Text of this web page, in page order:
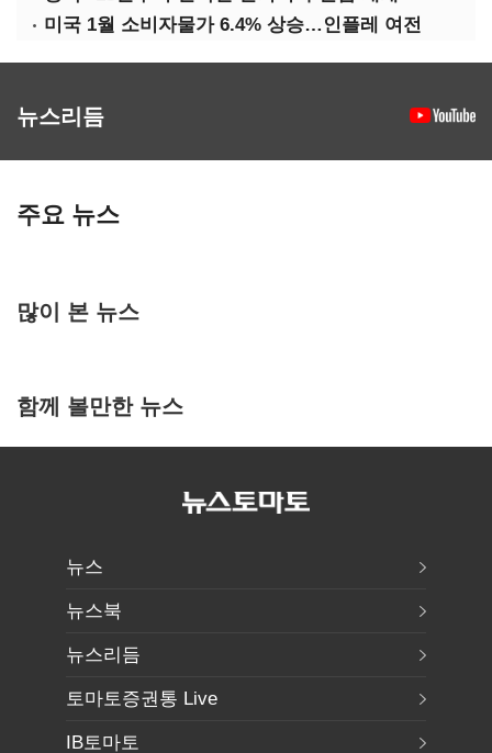
미국 1월 소비자물가 6.4% 상승…인플레 여전
뉴스리듬
주요 뉴스
많이 본 뉴스
함께 볼만한 뉴스
뉴스
뉴스북
뉴스리듬
토마토증권통 Live
IB토마토